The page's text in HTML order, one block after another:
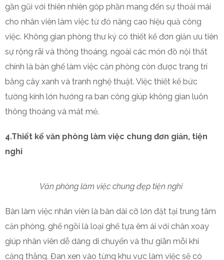
gần gũi với thiên nhiên góp phần mang đến sự thoải mái
cho nhân viên làm việc từ đó nâng cao hiệu quả công
việc. Không gian phòng thư ký có thiết kế đơn giản ưu tiên
sự rộng rãi và thông thoáng, ngoài các món đồ nội thất
chính là bàn ghế làm việc căn phòng còn được trang trí
bằng cây xanh và tranh nghệ thuật. Việc thiết kế bức
tường kính lớn hướng ra ban công giúp không gian luôn
thông thoáng và mát mẻ.
4.Thiết kế văn phòng làm việc chung đơn giản, tiện
nghi
Văn phòng làm việc chung đẹp tiện nghi
Bàn làm việc nhân viên là bàn dài cỡ lớn đặt tại trung tâm
căn phòng, ghế ngồi là loại ghế tựa êm ái với chân xoay
giúp nhân viên dễ dàng di chuyển và thư giãn mỗi khi
căng thẳng. Đan xen vào từng khu vực làm việc sẽ có